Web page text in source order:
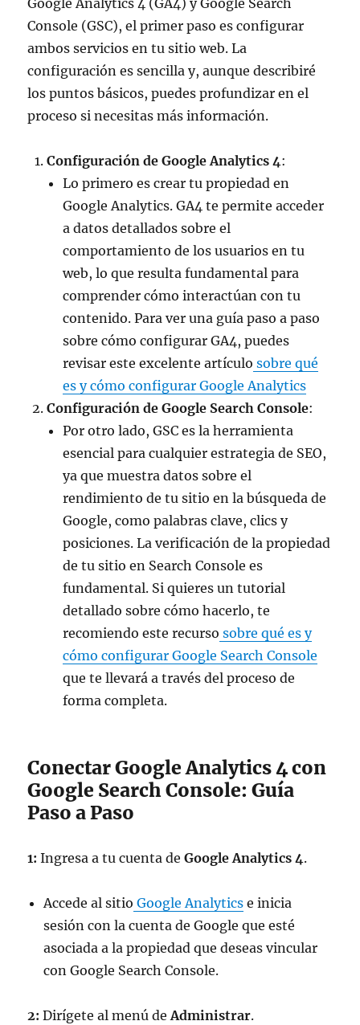
Google Analytics 4 (GA4) y Google Search
Console (GSC), el primer paso es configurar
ambos servicios en tu sitio web. La
configuración es sencilla y, aunque describiré
los puntos básicos, puedes profundizar en el
proceso si necesitas más información.
Configuración de Google Analytics 4:
Lo primero es crear tu propiedad en
Google Analytics. GA4 te permite acceder
a datos detallados sobre el
comportamiento de los usuarios en tu
web, lo que resulta fundamental para
comprender cómo interactúan con tu
contenido. Para ver una guía paso a paso
sobre cómo configurar GA4, puedes
revisar este excelente artículo sobre qué
es y cómo configurar Google Analytics
Configuración de Google Search Console:
Por otro lado, GSC es la herramienta
esencial para cualquier estrategia de SEO,
ya que muestra datos sobre el
rendimiento de tu sitio en la búsqueda de
Google, como palabras clave, clics y
posiciones. La verificación de la propiedad
de tu sitio en Search Console es
fundamental. Si quieres un tutorial
detallado sobre cómo hacerlo, te
recomiendo este recurso sobre qué es y
cómo configurar Google Search Console
que te llevará a través del proceso de
forma completa.
Conectar Google Analytics 4 con
Google Search Console: Guía
Paso a Paso
1: Ingresa a tu cuenta deGoogle Analytics 4.
Accede al sitio Google Analytics e inicia
sesión con la cuenta de Google que esté
asociada a la propiedad que deseas vincular
con Google Search Console.
2: Dirígete al menú deAdministrar.